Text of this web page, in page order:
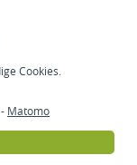
Cookies.
- Matomo